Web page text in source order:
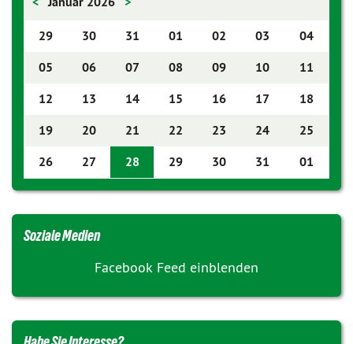
29 30 31 01 02 03
04
05
06 07 08 09 10
11
12
13 14 15 16 17
18
19
20 21 22 23 24
25
26
27 28 29 30 31 01
Soziale Medien
Facebook Feed einblenden